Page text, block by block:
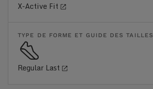
X-Active Fit
TYPE DE FORME ET GUIDE DES TAILLES
Regular Last